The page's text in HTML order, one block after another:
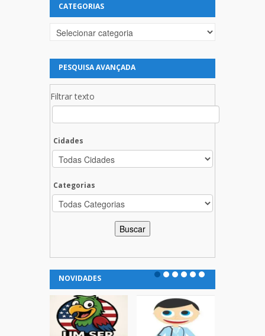
CATEGORIAS
Categorias
PESQUISA AVANÇADA
Filtrar texto
Cidades
Categorias
NOVIDADES